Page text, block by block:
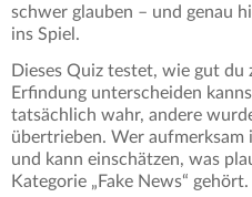
schwer glauben – und genau
ins Spiel.
Dieses Quiz testet, wie gut du
Erfindung unterscheiden
tatsächlich wahr, andere
übertrieben. Wer
und kann einschätzen, was
Kategorie „Fake News“ gehört.